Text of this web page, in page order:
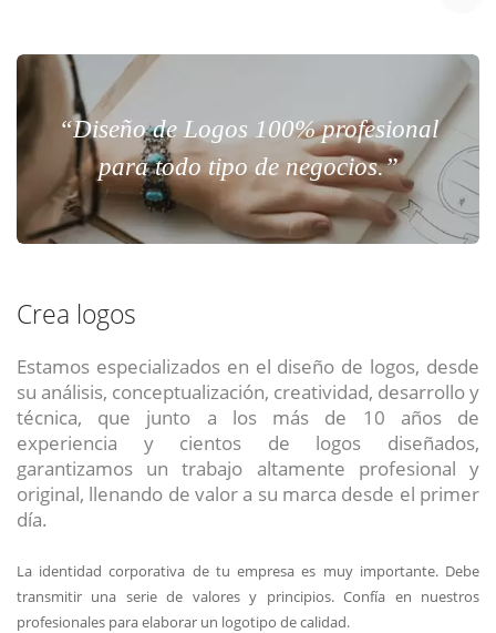
“Diseño de Logos 100% profesional
para todo tipo de negocios.”
Crea logos
Estamos especializados en el diseño de logos, desde
su análisis, conceptualización, creatividad, desarrollo y
técnica, que junto a los más de 10 años de
experiencia y cientos de logos diseñados,
garantizamos un trabajo altamente profesional y
original, llenando de valor a su marca desde el primer
día.
La identidad corporativa de tu empresa es muy importante. Debe
transmitir una serie de valores y principios. Confía en nuestros
profesionales para elaborar un logotipo de calidad.